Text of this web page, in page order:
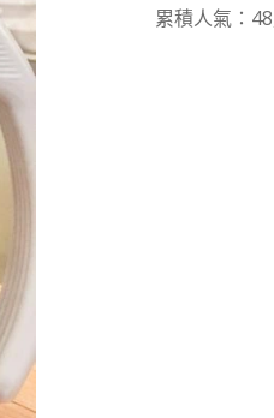
累積人氣：